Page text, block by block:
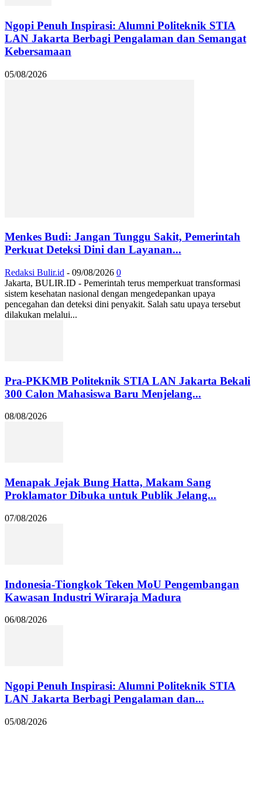
Ngopi Penuh Inspirasi: Alumni Politeknik STIA
LAN Jakarta Berbagi Pengalaman dan Semangat
Kebersamaan
05/08/2026
Menkes Budi: Jangan Tunggu Sakit, Pemerintah
Perkuat Deteksi Dini dan Layanan...
Redaksi Bulir.id - 09/08/2026 0
Jakarta, BULIR.ID - Pemerintah terus memperkuat transformasi
sistem kesehatan nasional dengan mengedepankan upaya
pencegahan dan deteksi dini penyakit. Salah satu upaya tersebut
dilakukan melalui...
Pra-PKKMB Politeknik STIA LAN Jakarta Bekali
300 Calon Mahasiswa Baru Menjelang...
08/08/2026
Menapak Jejak Bung Hatta, Makam Sang
Proklamator Dibuka untuk Publik Jelang...
07/08/2026
Indonesia-Tiongkok Teken MoU Pengembangan
Kawasan Industri Wiraraja Madura
06/08/2026
Ngopi Penuh Inspirasi: Alumni Politeknik STIA
LAN Jakarta Berbagi Pengalaman dan...
05/08/2026